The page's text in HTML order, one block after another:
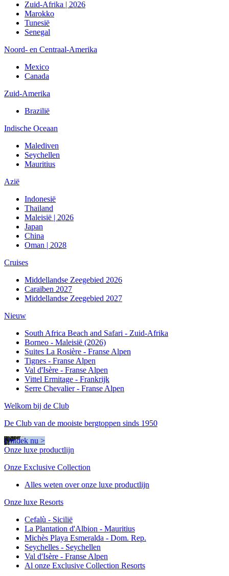
Zuid-Afrika | 2026
Marokko
Tunesië
Senegal
Noord- en Centraal-Amerika
Mexico
Canada
Zuid-Amerika
Brazilië
Indische Oceaan
Malediven
Seychellen
Mauritius
Azië
Indonesië
Thailand
Maleisië | 2026
Japan
China
Oman | 2028
Cruises
Middellandse Zeegebied 2026
Caraïben 2027
Middellandse Zeegebied 2027
Nieuw
South Africa Beach and Safari - Zuid-Afrika
Borneo - Maleisië (2026)
Suites La Rosière - Franse Alpen
Tignes - Franse Alpen
Val d'Isère - Franse Alpen
Vittel Ermitage - Frankrijk
Serre Chevalier - Franse Alpen
Welkom bij de Club
De Club van de mooiste bergtoppen sinds 1950
Ontdek nu >
Onze luxe productlijn
Onze Exclusive Collection
Alles weten over onze luxe productlijn
Onze luxe Resorts
Cefalù - Sicilië
La Plantation d'Albion - Mauritius
Michès Playa Esmeralda - Dom. Rep.
Seychelles - Seychellen
Val d'Isère - Franse Alpen
Al onze Exclusive Collection Resorts